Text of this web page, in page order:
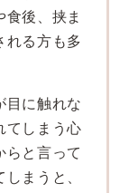
後、挟ま
れる方も多
目に触れな
てしまう心
らと言って
まうと、